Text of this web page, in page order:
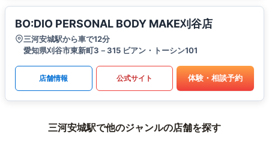
BO:DIO PERSONAL BODY MAKE刈谷店
三河安城駅から車で12分
愛知県刈谷市東新町3－315 ビアン・トーシン101
店舗情報 公式サイト 体験・相談予約
三河安城駅で他のジャンルの店舗を探す